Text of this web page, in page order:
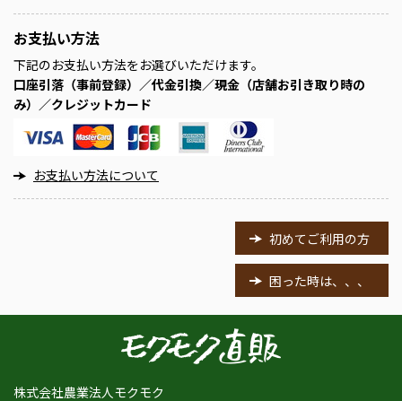
お支払い方法
下記のお支払い方法をお選びいただけます。
口座引落（事前登録）／代金引換／現金（店舗お引き取り時の
み）／クレジットカード
お支払い方法について
初めてご利用の方
困った時は、、、
株式会社農業法人モクモク